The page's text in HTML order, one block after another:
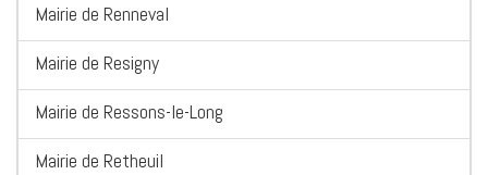
Mairie de Renneval
Mairie de Resigny
Mairie de Ressons-le-Long
Mairie de Retheuil